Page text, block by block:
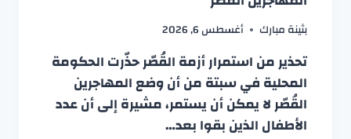
بثينة مبارك أغسطس 6, 2026
تحذير من استمرار أزمة القُصّر حذّرت الحكومة
المحلية في سبتة من أن وضع المهاجرين
القُصّر لا يمكن أن يستمر، مشيرة إلى أن عدد
الأطفال الذين بقوا بعد…